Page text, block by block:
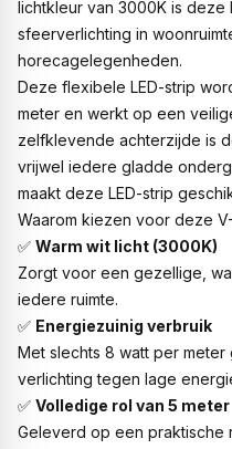
lichtkleur van 3000K is deze
sfeerverlichting in
horecagelegenheden.
Deze flexibele LED-strip
meter en werkt op een
zelfklevende achterzijde is
vrijwel iedere gladde
maakt deze LED-strip
Waarom kiezen voor deze V-
✅ Warm wit licht (3000K)
Zorgt voor een gezellige,
iedere ruimte.
✅ Energiezuinig verbruik
Met slechts 8 watt per
verlichting tegen lage
✅ Volledige rol van 5 meter
Geleverd op een praktische